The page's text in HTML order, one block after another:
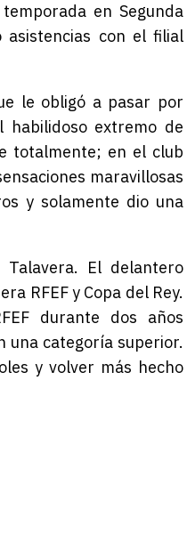
en Segunda
con el filial
le obligó a pasar por
extremo de
totalmente; en el club
maravillosas
y solamente dio una
El delantero
RFEF y Copa del Rey.
durante dos años
una categoría superior.
y volver más hecho